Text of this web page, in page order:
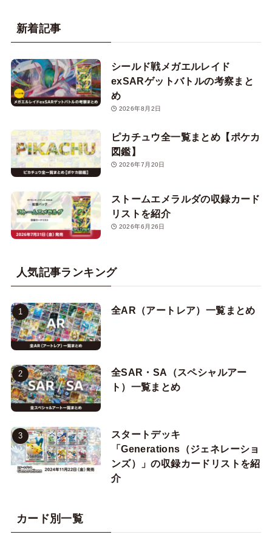
新着記事
シールド戦メガエルレイド
exSARゲットバトルの考察まと
め
2026年8月2日
ピカチュウ全一覧まとめ【ポケカ
図鑑】
2026年7月20日
ストームエメラルダの収録カード
リストを紹介
2026年6月26日
人気記事ランキング
全AR（アートレア）一覧まとめ
全SAR・SA（スペシャルアー
ト）一覧まとめ
スタートデッキ
「Generations（ジェネレーショ
ンズ）」の収録カードリストを紹
介
カード別一覧